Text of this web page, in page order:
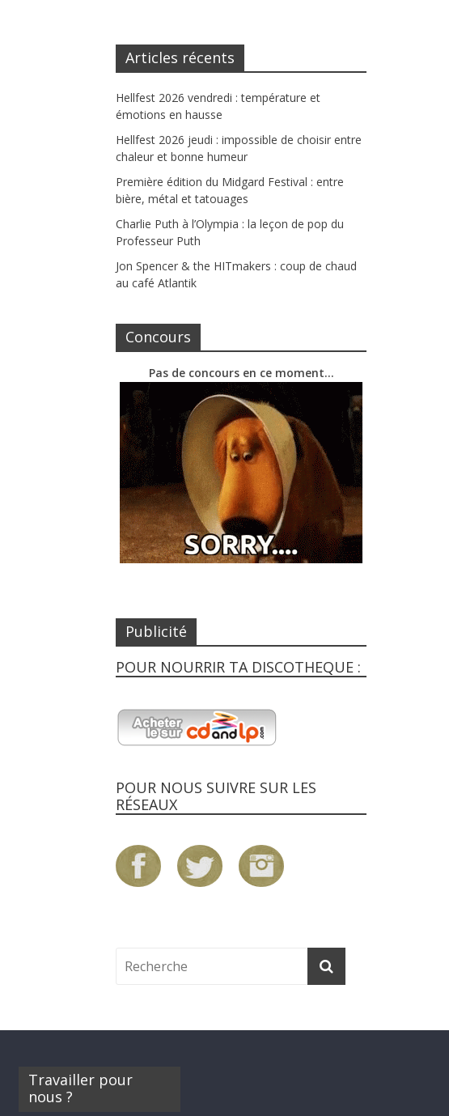
Articles récents
Hellfest 2026 vendredi : température et
émotions en hausse
Hellfest 2026 jeudi : impossible de choisir entre
chaleur et bonne humeur
Première édition du Midgard Festival : entre
bière, métal et tatouages
Charlie Puth à l’Olympia : la leçon de pop du
Professeur Puth
Jon Spencer & the HITmakers : coup de chaud
au café Atlantik
Concours
Pas de concours en ce moment…
Publicité
POUR NOURRIR TA DISCOTHEQUE :
POUR NOUS SUIVRE SUR LES
RÉSEAUX
Travailler pour
nous ?